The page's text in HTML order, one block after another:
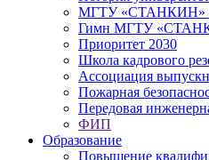
МГТУ «СТАНКИН»
Гимн МГТУ
Приоритет 2030
Школа кадрового
Ассоциация
Пожарная
Передовая
ФИП
Образование
Повышение